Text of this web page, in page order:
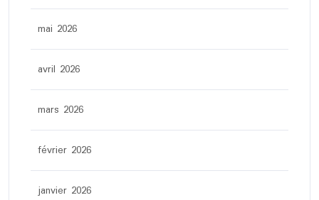
mai 2026
avril 2026
mars 2026
février 2026
janvier 2026